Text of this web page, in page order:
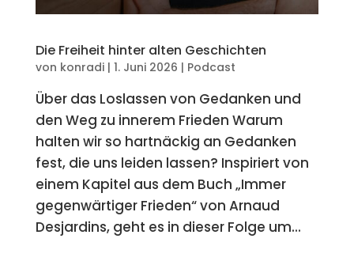
Die Freiheit hinter alten Geschichten
von konradi| 1. Juni 2026 | Podcast
Über das Loslassen von Gedanken und
den Weg zu innerem Frieden Warum
halten wir so hartnäckig an Gedanken
fest, die uns leiden lassen? Inspiriert von
einem Kapitel aus dem Buch „Immer
gegenwärtiger Frieden“ von Arnaud
Desjardins, geht es in dieser Folge um...